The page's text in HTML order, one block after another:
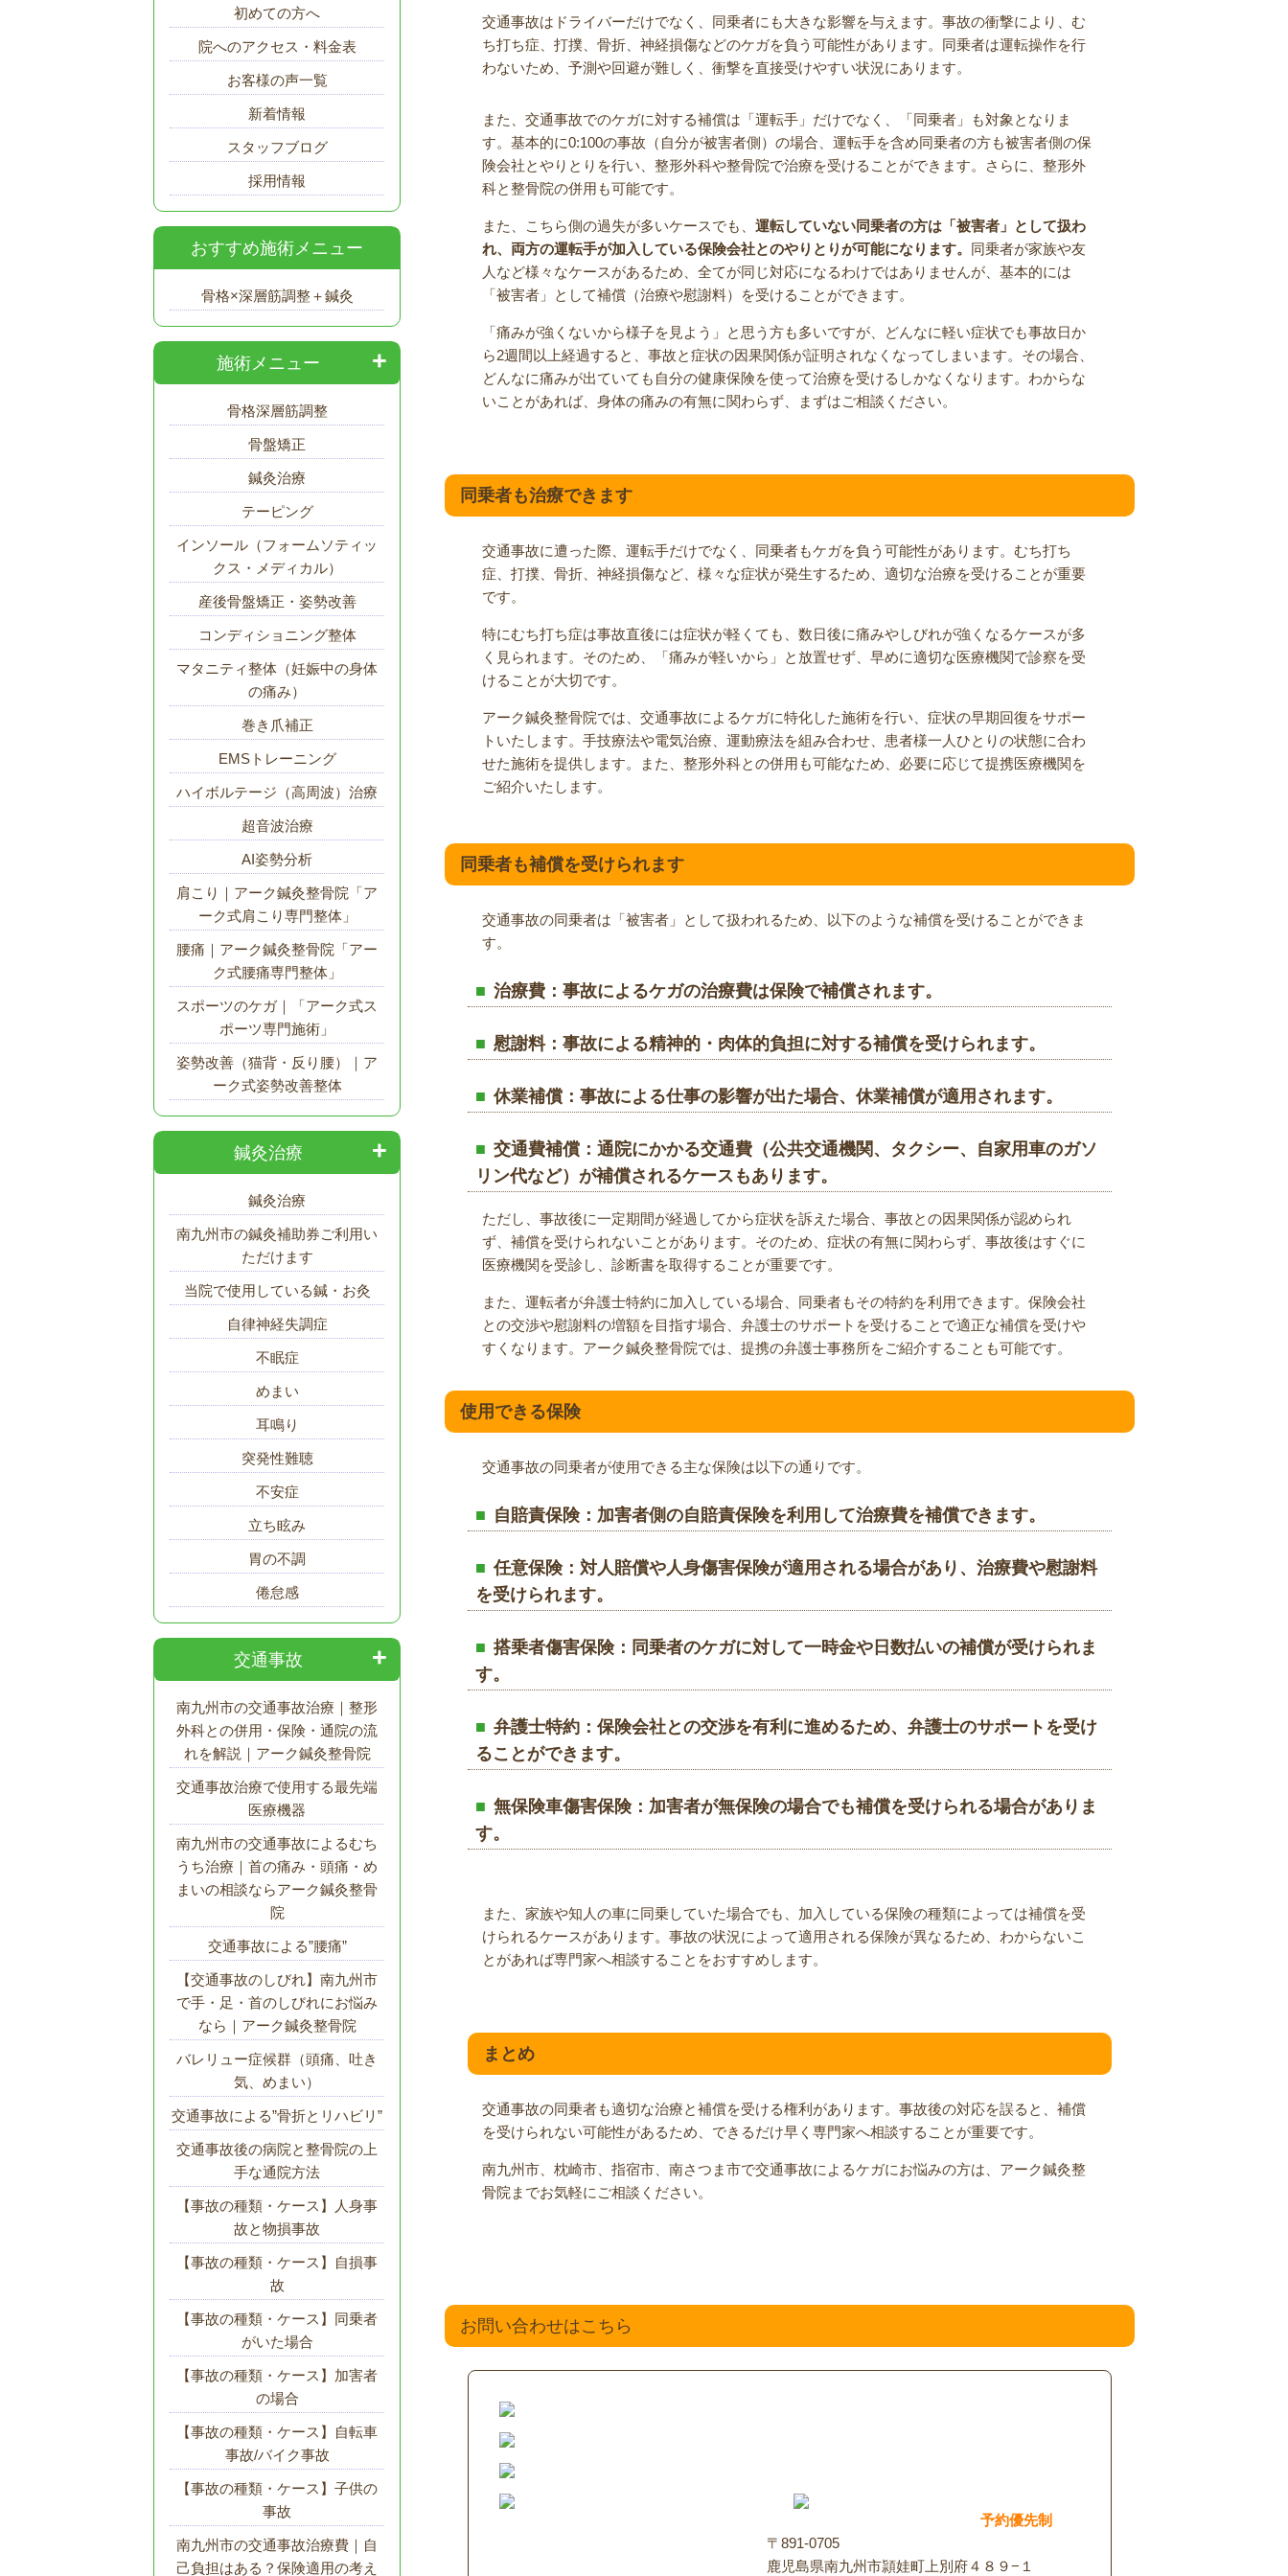
交通事故はドライバーだけでなく、同乗者にも大きな影響を与えます。事故の衝撃により、む
ち打ち症、打撲、骨折、神経損傷などのケガを負う可能性があります。同乗者は運転操作を行
わないため、予測や回避が難しく、衝撃を直接受けやすい状況にあります。
また、交通事故でのケガに対する補償は「運転手」だけでなく、「同乗者」も対象となりま
す。基本的に0:100の事故（自分が被害者側）の場合、運転手を含め同乗者の方も被害者側の保
険会社とやりとりを行い、整形外科や整骨院で治療を受けることができます。さらに、整形外
科と整骨院の併用も可能です。
また、こちら側の過失が多いケースでも、 運転していない同乗者の方は「被害者」として扱わ
れ、両方の運転手が加入している保険会社とのやりとりが可能になります。 同乗者が家族や友
人など様々なケースがあるため、全てが同じ対応になるわけではありませんが、基本的には
「被害者」として補償（治療や慰謝料）を受けることができます。
「痛みが強くないから様子を見よう」と思う方も多いですが、どんなに軽い症状でも事故日か
ら2週間以上経過すると、事故と症状の因果関係が証明されなくなってしまいます。その場合、
どんなに痛みが出ていても自分の健康保険を使って治療を受けるしかなくなります。わからな
いことがあれば、身体の痛みの有無に関わらず、まずはご相談ください。
同乗者も治療できます
交通事故に遭った際、運転手だけでなく、同乗者もケガを負う可能性があります。むち打ち
症、打撲、骨折、神経損傷など、様々な症状が発生するため、適切な治療を受けることが重要
です。
特にむち打ち症は事故直後には症状が軽くても、数日後に痛みやしびれが強くなるケースが多
く見られます。そのため、「痛みが軽いから」と放置せず、早めに適切な医療機関で診察を受
けることが大切です。
アーク鍼灸整骨院では、交通事故によるケガに特化した施術を行い、症状の早期回復をサポー
トいたします。手技療法や電気治療、運動療法を組み合わせ、患者様一人ひとりの状態に合わ
せた施術を提供します。また、整形外科との併用も可能なため、必要に応じて提携医療機関を
ご紹介いたします。
同乗者も補償を受けられます
交通事故の同乗者は「被害者」として扱われるため、以下のような補償を受けることができま
す。
治療費 ：事故によるケガの治療費は保険で補償されます。
慰謝料：事故による精神的・肉体的負担に対する補償を受けられます。
休業補償 ：事故による仕事の影響が出た場合、休業補償が適用されます。
交通費補償 ：通院にかかる交通費（公共交通機関、タクシー、自家用車のガソ
リン代など）が補償されるケースもあります。
ただし、事故後に一定期間が経過してから症状を訴えた場合、事故との因果関係が認められ
ず、補償を受けられないことがあります。そのため、症状の有無に関わらず、事故後はすぐに
医療機関を受診し、診断書を取得することが重要です。
また、運転者が弁護士特約に加入している場合、同乗者もその特約を利用できます。保険会社
との交渉や慰謝料の増額を目指す場合、弁護士のサポートを受けることで適正な補償を受けや
すくなります。アーク鍼灸整骨院では、提携の弁護士事務所をご紹介することも可能です。
使用できる保険
交通事故の同乗者が使用できる主な保険は以下の通りです。
自賠責保険：加害者側の自賠責保険を利用して治療費を補償できます。
任意保険：対人賠償や人身傷害保険が適用される場合があり、治療費や慰謝料
を受けられます。
搭乗者傷害保険：同乗者のケガに対して一時金や日数払いの補償が受けられま
す。
弁護士特約 ：保険会社との交渉を有利に進めるため、弁護士のサポートを受け
ることができます。
無保険車傷害保険：加害者が無保険の場合でも補償を受けられる場合がありま
す。
また、家族や知人の車に同乗していた場合でも、加入している保険の種類によっては補償を受
けられるケースがあります。事故の状況によって適用される保険が異なるため、わからないこ
とがあれば専門家へ相談することをおすすめします。
まとめ
交通事故の同乗者も適切な治療と補償を受ける権利があります。事故後の対応を誤ると、補償
を受けられない可能性があるため、できるだけ早く専門家へ相談することが重要です。
南九州市、枕崎市、指宿市、南さつま市で交通事故によるケガにお悩みの方は、アーク鍼灸整
骨院までお気軽にご相談ください。
お問い合わせはこちら
予約優先制
〒891-0705
鹿児島県南九州市頴娃町上別府４８９−１
初めての方へ
院へのアクセス・料金表
お客様の声一覧
新着情報
スタッフブログ
採用情報
おすすめ施術メニュー
骨格×深層筋調整＋鍼灸
施術メニュー
骨格深層筋調整
骨盤矯正
鍼灸治療
テーピング
インソール（フォームソティッ
クス・メディカル）
産後骨盤矯正・姿勢改善
コンディショニング整体
マタニティ整体（妊娠中の身体
の痛み）
巻き爪補正
EMSトレーニング
ハイボルテージ（高周波）治療
超音波治療
AI姿勢分析
肩こり｜アーク鍼灸整骨院「ア
ーク式肩こり専門整体」
腰痛｜アーク鍼灸整骨院「アー
ク式腰痛専門整体」
スポーツのケガ｜「アーク式ス
ポーツ専門施術」
姿勢改善（猫背・反り腰）｜ア
ーク式姿勢改善整体
鍼灸治療
鍼灸治療
南九州市の鍼灸補助券ご利用い
ただけます
当院で使用している鍼・お灸
自律神経失調症
不眠症
めまい
耳鳴り
突発性難聴
不安症
立ち眩み
胃の不調
倦怠感
交通事故
南九州市の交通事故治療｜整形
外科との併用・保険・通院の流
れを解説｜アーク鍼灸整骨院
交通事故治療で使用する最先端
医療機器
南九州市の交通事故によるむち
うち治療｜首の痛み・頭痛・め
まいの相談ならアーク鍼灸整骨
院
交通事故による”腰痛”
【交通事故のしびれ】南九州市
で手・足・首のしびれにお悩み
なら｜アーク鍼灸整骨院
バレリュー症候群（頭痛、吐き
気、めまい）
交通事故による”骨折とリハビリ”
交通事故後の病院と整骨院の上
手な通院方法
【事故の種類・ケース】人身事
故と物損事故
【事故の種類・ケース】自損事
故
【事故の種類・ケース】同乗者
がいた場合
【事故の種類・ケース】加害者
の場合
【事故の種類・ケース】自転車
事故/バイク事故
【事故の種類・ケース】子供の
事故
南九州市の交通事故治療費｜自
己負担はある？保険適用の考え